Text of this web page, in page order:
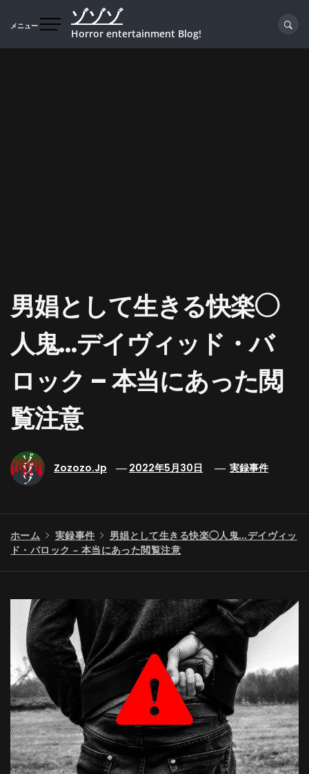
メニュー ゾゾゾ
Horror entertainment Blog!
男娼として生きる快楽◯
人鬼…デイヴィッド・バ
ロック – 本当にあった閲
覧注意
Zozozo.jp 2022年5月30日 実録事件
ホーム 実録事件
男娼として生きる快楽◯人鬼…デイヴィッ
ド・バロック – 本当にあった閲覧注意